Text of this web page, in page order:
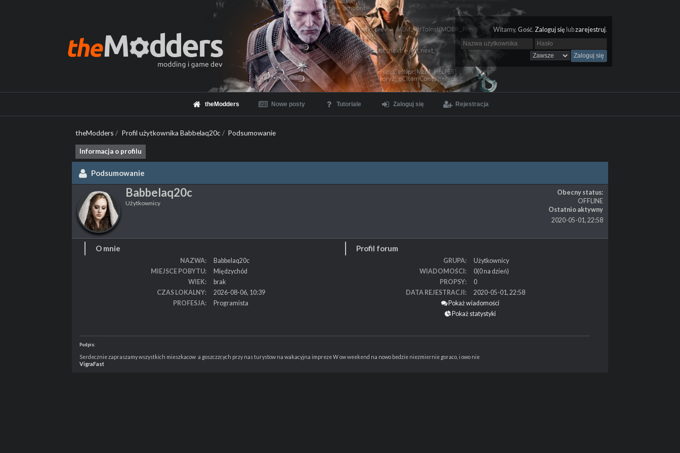
Witamy, Gość. Zaloguj się lubzarejestruj.
theModders Nowe posty Tutoriale Zaloguj się Rejestracja
theModders / Profil użytkownika Babbelaq20c/ Podsumowanie
Informacja o profilu
Podsumowanie
Babbelaq20c
Użytkownicy
Obecny status:
OFFLINE
Ostatnio aktywny
2020-05-01, 22:58
O mnie
NAZWA
Babbelaq20c
MIEJSCE POBYTU
Międzychód
WIEK
brak
CZAS LOKALNY
2026-08-06, 10:39
PROFESJA
Programista
Profil forum
GRUPA
Użytkownicy
WIADOMOŚCI
0(0 na dzień)
PROPSY
0
DATA REJESTRACJI
2020-05-01, 22:58
Pokaż wiadomości
Pokaż statystyki
Podpis:
Serdecznie zapraszamy wszystkich mieszkacow a goszczzcych przy nas turystow na wakacyjna impreze W ow weekend na nowo bedzie niezmiernie goraco, i owo nie
VigraFast